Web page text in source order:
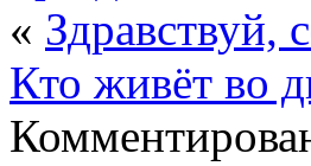
« Здравствуй,
Кто живёт во